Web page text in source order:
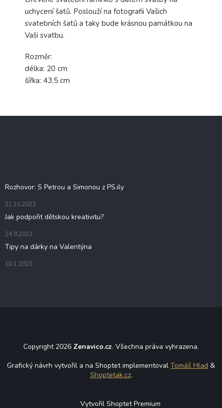
uchycení šatů. Poslouží na fotografii Vašich
svatebních šatů a taky bude krásnou památkou na
Vaši svatbu.
Rozměr:
délka: 20 cm
šířka: 43,5 cm
Rozhovor: S Petrou a Simonou z PS.ily
21.10.2023
Jak podpořit dětskou kreativitu?
24.9.2023
Tipy na dárky na Valentýna
10.1.2023
Copyright 2026 Zenavico.cz. Všechna práva vyhrazena.
Grafický návrh vytvořil a na Shoptet implementoval Tomáš Hlad &
Shoptetak.cz.
Vytvořil Shoptet Premium